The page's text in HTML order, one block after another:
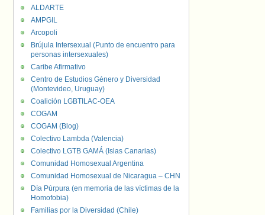
ALDARTE
AMPGIL
Arcopoli
Brújula Intersexual (Punto de encuentro para
personas intersexuales)
Caribe Afirmativo
Centro de Estudios Género y Diversidad
(Montevideo, Uruguay)
Coalición LGBTILAC-OEA
COGAM
COGAM (Blog)
Colectivo Lambda (Valencia)
Colectivo LGTB GAMÁ (Islas Canarias)
Comunidad Homosexual Argentina
Comunidad Homosexual de Nicaragua – CHN
Día Púrpura (en memoria de las víctimas de la
Homofobia)
Familias por la Diversidad (Chile)